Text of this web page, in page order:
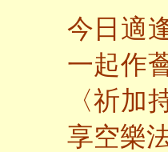
今日適
一起作
〈祈
享空樂